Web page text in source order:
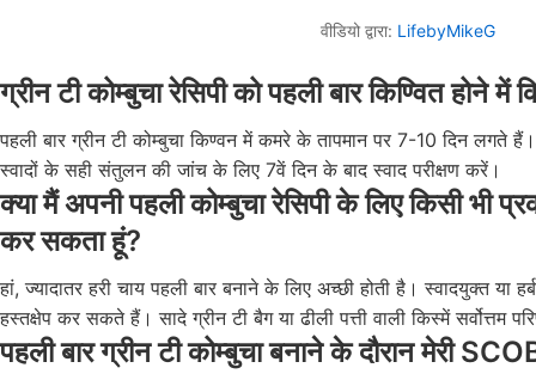
वीडियो द्वारा: LifebyMikeG
ग्रीन टी कोम्बुचा रेसिपी को पहली बार किण्वित होने
पहली बार ग्रीन टी कोम्बुचा किण्वन में कमरे के तापमान पर 7-10 दिन
स्वादों के सही संतुलन की जांच के लिए 7वें दिन के बाद स्वाद परीक्षण करें।
क्या मैं अपनी पहली कोम्बुचा रेसिपी के लिए किसी भी
कर सकता हूं?
हां, ज्यादातर हरी चाय पहली बार बनाने के लिए अच्छी होती है। स्वादयुक्त या
हस्तक्षेप कर सकते हैं। सादे ग्रीन टी बैग या ढीली पत्ती वाली किस्में सर्वोत्तम
पहली बार ग्रीन टी कोम्बुचा बनाने के दौरान मेरी